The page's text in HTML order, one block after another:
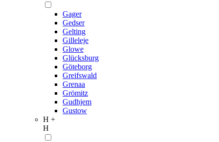
Gager
Gedser
Gelting
Gilleleje
Glowe
Glücksburg
Göteborg
Greifswald
Grenaa
Grömitz
Gudhjem
Gustow
H +
H